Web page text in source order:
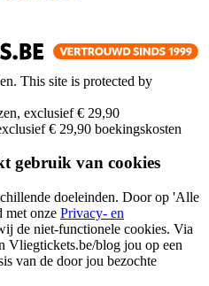
This site is protected by
exclusief € 29,90
€ 29,90 boekingskosten
gebruik van cookies
doeleinden. Door op 'Alle
met onze Privacy- en
de niet-functionele cookies. Via
Vliegtickets.be/blog jou op een
van de door jou bezochte